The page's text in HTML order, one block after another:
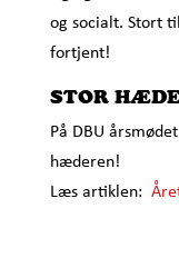
og socialt. Stort
fortjent!
STOR
På DBU
hæderen!
Læs artiklen: